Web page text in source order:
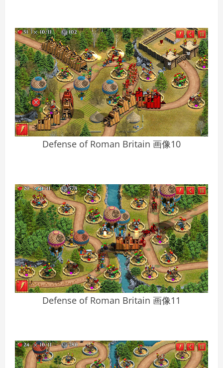
Defense of Roman Britain 画像10
Defense of Roman Britain 画像11